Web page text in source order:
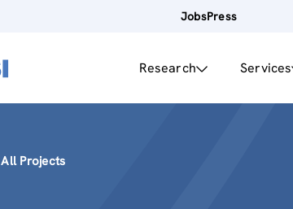
JobsPress
Research Services
All Projects